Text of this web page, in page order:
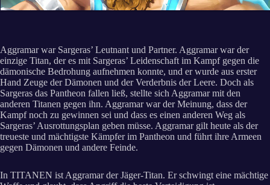
Aggramar war Sargeras’ Leutnant und Partner. Aggramar war der
einzige Titan, der es mit Sargeras’ Leidenschaft im Kampf gegen die
dämonische Bedrohung aufnehmen konnte, und er wurde aus erster
Hand Zeuge der Dämonen und der Verderbnis der Leere. Doch als
Sargeras das Pantheon fallen ließ, stellte sich Aggramar mit den
anderen Titanen gegen ihn. Aggramar war der Meinung, dass der
Kampf noch zu gewinnen sei und dass es einen anderen Weg als
Sargeras’ Ausrottungsplan geben müsse. Aggramar gilt heute als der
treueste und mächtigste Kämpfer im Pantheon und führt ihre Armeen
gegen Dämonen und andere Feinde.
In TITANEN ist Aggramar der Jäger-Titan. Er schwingt eine mächtige